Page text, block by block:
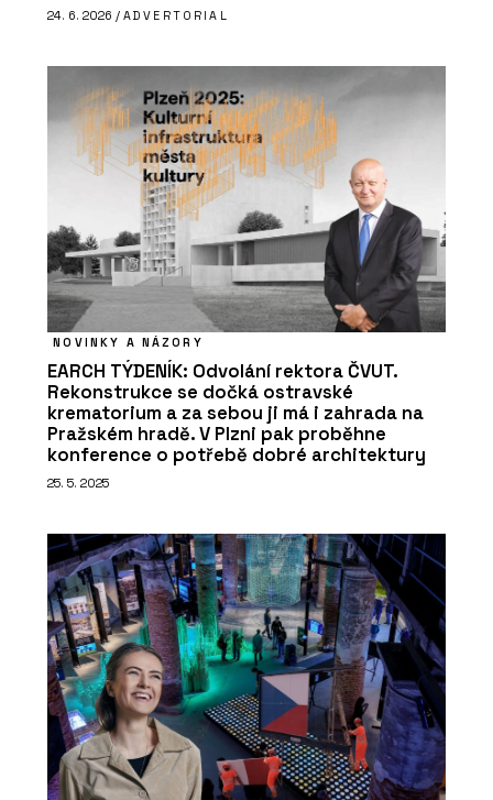
24. 6. 2026 / ADVERTORIAL
NOVINKY A NÁZORY
EARCH TÝDENÍK: Odvolání rektora ČVUT.
Rekonstrukce se dočká ostravské
krematorium a za sebou ji má i zahrada na
Pražském hradě. V Plzni pak proběhne
konference o potřebě dobré architektury
25. 5. 2025